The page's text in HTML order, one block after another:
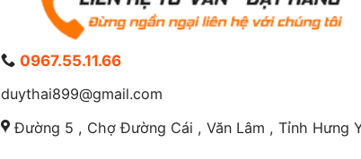
0967.55.11.66
duythai899@gmail.com
Đường 5 , Chợ Đường Cái , Văn Lâm , Tỉnh Hưng